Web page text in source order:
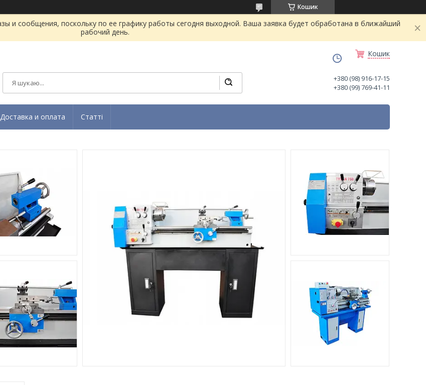
Кошик
и сообщения, поскольку по ее графику работы сегодня выходной. Ваша заявка будет обработана в ближайший
рабочий день.
Кошик
+380 (98) 916-17-15
+380 (99) 769-41-11
Доставка и оплата Статті